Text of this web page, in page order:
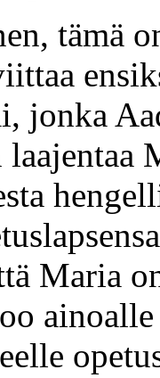
tämä
jonka
Maria